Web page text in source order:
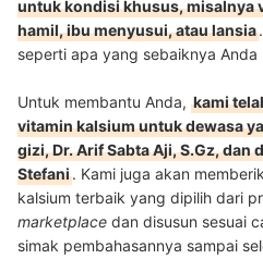
untuk kondisi khusus, misalnya
hamil, ibu menyusui, atau lansia
seperti apa yang sebaiknya Anda
Untuk membantu Anda, kami
vitamin kalsium untuk dewasa
gizi, Dr. Arif Sabta Aji, S.Gz, dan
Stefani. Kami juga akan
kalsium terbaik yang dipilih dari
marketplace dan disusun sesuai
simak pembahasannya sampai